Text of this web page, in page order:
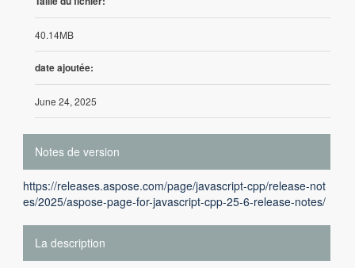
40.14MB
date ajoutée:
June 24, 2025
Notes de version
https://releases.aspose.com/page/javascript-cpp/release-not
es/2025/aspose-page-for-javascript-cpp-25-6-release-notes/
La description